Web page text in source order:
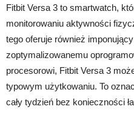
Fitbit Versa 3 to smartwatch,
monitorowaniu aktywności
tego oferuje również
zoptymalizowanemu
procesorowi, Fitbit Versa 3
typowym użytkowaniu. To
cały tydzień bez konieczności